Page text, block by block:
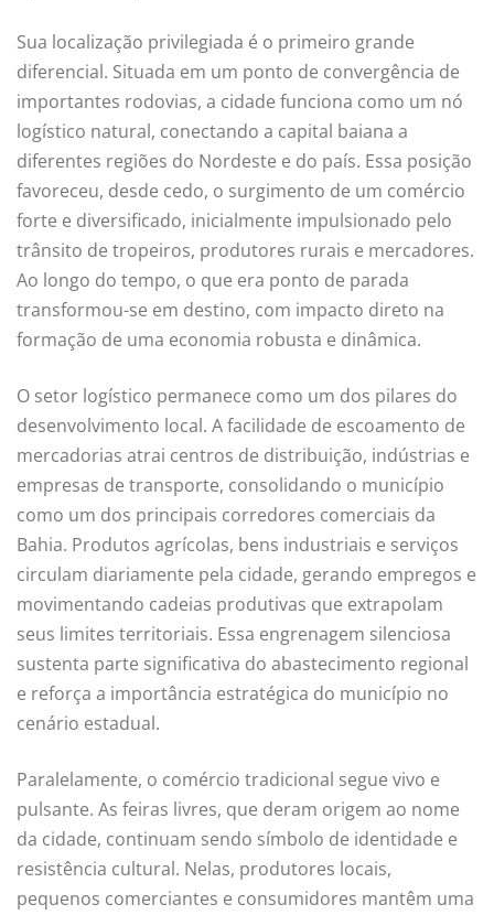
Sua localização privilegiada é o primeiro grande
diferencial. Situada em um ponto de convergência de
importantes rodovias, a cidade funciona como um nó
logístico natural, conectando a capital baiana a
diferentes regiões do Nordeste e do país. Essa posição
favoreceu, desde cedo, o surgimento de um comércio
forte e diversificado, inicialmente impulsionado pelo
trânsito de tropeiros, produtores rurais e mercadores.
Ao longo do tempo, o que era ponto de parada
transformou-se em destino, com impacto direto na
formação de uma economia robusta e dinâmica.
O setor logístico permanece como um dos pilares do
desenvolvimento local. A facilidade de escoamento de
mercadorias atrai centros de distribuição, indústrias e
empresas de transporte, consolidando o município
como um dos principais corredores comerciais da
Bahia. Produtos agrícolas, bens industriais e serviços
circulam diariamente pela cidade, gerando empregos e
movimentando cadeias produtivas que extrapolam
seus limites territoriais. Essa engrenagem silenciosa
sustenta parte significativa do abastecimento regional
e reforça a importância estratégica do município no
cenário estadual.
Paralelamente, o comércio tradicional segue vivo e
pulsante. As feiras livres, que deram origem ao nome
da cidade, continuam sendo símbolo de identidade e
resistência cultural. Nelas, produtores locais,
pequenos comerciantes e consumidores mantêm uma